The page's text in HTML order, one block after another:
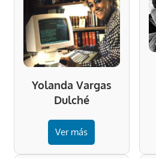
Yolanda Vargas
Dulché
Ver más